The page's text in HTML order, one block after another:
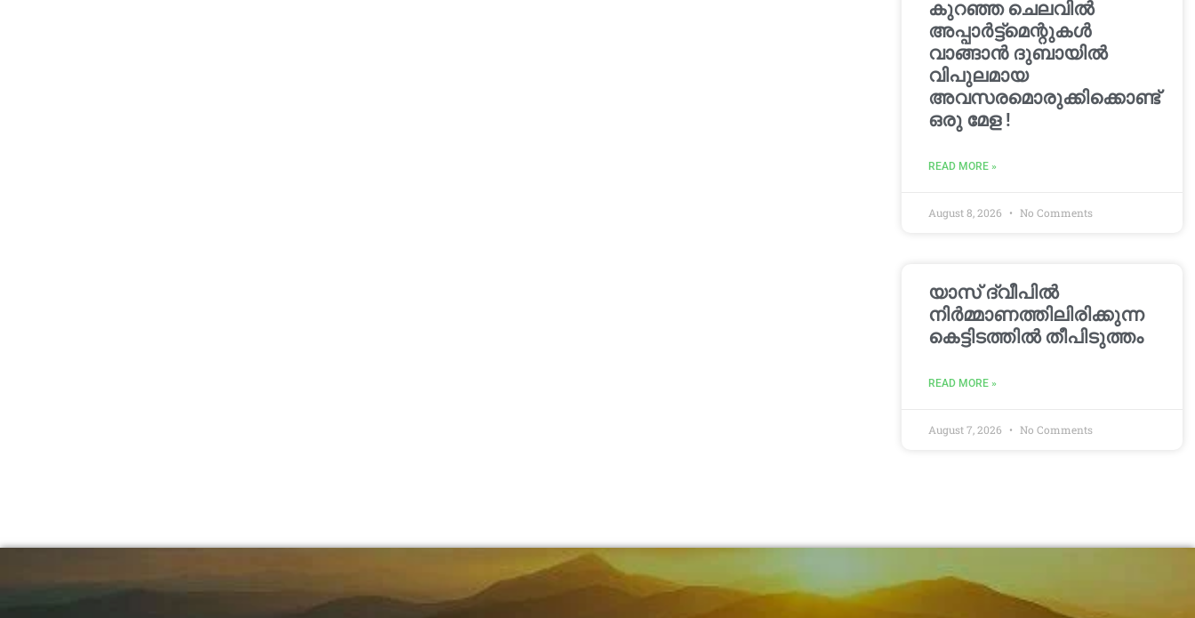
കുറഞ്ഞ ചെലവിൽ
അപ്പാർട്ട്മെന്റുകൾ
വാങ്ങാൻ ദുബായിൽ
വിപുലമായ
അവസരമൊരുക്കിക്കൊണ്ട്
ഒരു മേള !
READ MORE »
August 8, 2026 No Comments
യാസ് ദ്വീപിൽ
നിർമ്മാണത്തിലിരിക്കുന്ന
കെട്ടിടത്തിൽ തീപിടുത്തം
READ MORE »
August 7, 2026 No Comments